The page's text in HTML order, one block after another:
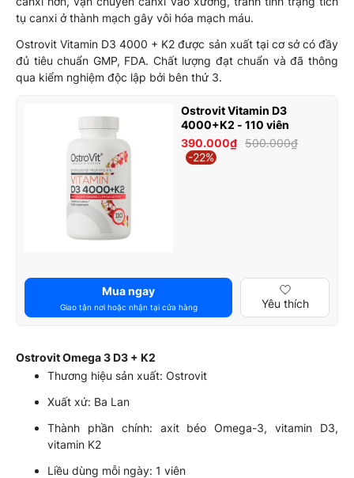
tụ canxi ở thành mạch gây vôi hóa mạch máu.
Ostrovit Vitamin D3 4000 + K2 được sản xuất tại cơ sở có đầy
đủ tiêu chuẩn GMP, FDA. Chất lượng đạt chuẩn và đã thông
qua kiểm nghiệm độc lập bởi bên thứ 3.
Ostrovit Vitamin D3
4000+K2 - 110 viên
390.000₫ 500.000₫
-22%
Mua ngay
Giao tận nơi hoặc nhận tại cửa hàng Yêu thích
Ostrovit Omega 3 D3 + K2
Thương hiệu sản xuất: Ostrovit
Xuất xứ: Ba Lan
Thành phần chính: axit béo Omega-3, vitamin D3,
vitamin K2
Liều dùng mỗi ngày: 1 viên